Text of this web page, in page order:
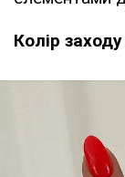
Колір